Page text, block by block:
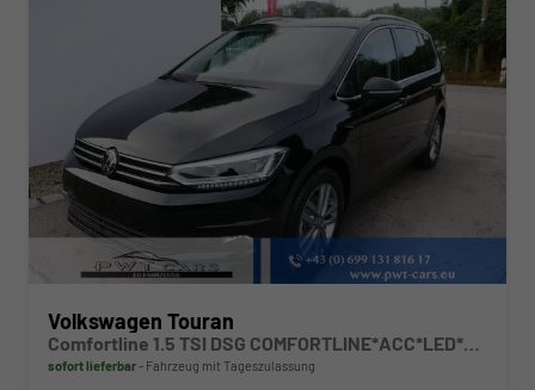
Volkswagen Touran
Comfortline 1.5 TSI DSG COMFORTLINE*ACC*LED*PDC*KAMERA*NAVI*SHZ* 7-SITZER 17-ZOLL
sofort lieferbar Fahrzeug mit Tageszulassung